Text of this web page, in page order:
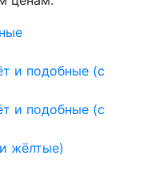
и подобные (с
и подобные (с
жёлтые)